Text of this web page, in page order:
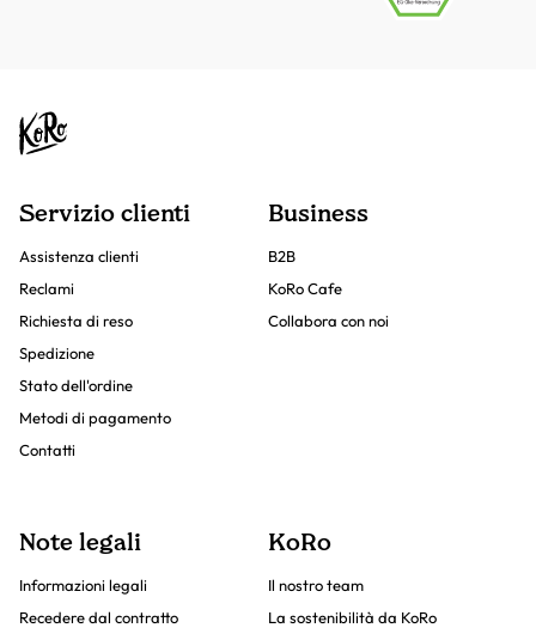
Servizio clienti
Assistenza clienti
Reclami
Richiesta di reso
Spedizione
Stato dell'ordine
Metodi di pagamento
Contatti
Business
B2B
KoRo Cafe
Collabora con noi
Note legali
Informazioni legali
Recedere dal contratto
KoRo
Il nostro team
La sostenibilità da KoRo